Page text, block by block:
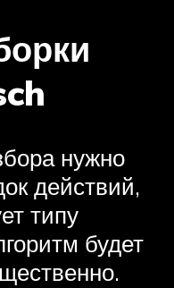
нужно
действий,
типу
будет